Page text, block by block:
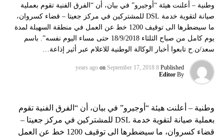
وطنية – أعلنت هيئة “أوجيرو” في بيان، أن “الفرق الفنية تقوم بعملية
صيانة لتقوية خدمة DSL للمشتركين في مركز جعيتا – قضاء كسروان،
ما سيضطرها الى توقيف 1200 خط عن العمل في منطقة السهيلة لمدة
يوم كامل من صباح الثلثاء 18/9/2018 حتى مساء اليوم نفسه”. باسم
سعد/ن.ح تابعوا أخبار الوكالة الوطنية للاعلام عبر أثير إذاعة…
Published
8 years ago
on September 17, 2018
By
Editor
وطنية – أعلنت هيئة “أوجيرو” في بيان، أن “الفرق الفنية تقوم
بعملية صيانة لتقوية خدمة DSL للمشتركين في مركز جعيتا –
قضاء كسروان، ما سيضطرها الى توقيف 1200 خط عن العمل